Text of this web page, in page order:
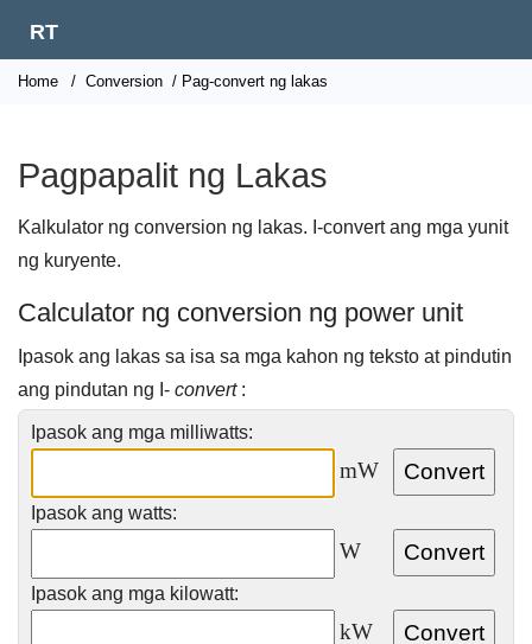
RT
Home / Conversion / Pag-convert ng lakas
Pagpapalit ng Lakas
Kalkulator ng conversion ng lakas. I-convert ang mga yunit
ng kuryente.
Calculator ng conversion ng power unit
Ipasok ang lakas sa isa sa mga kahon ng teksto at pindutin
ang pindutan ng I- convert:
Ipasok ang mga milliwatts:
mW
Ipasok ang watts:
W
Ipasok ang mga kilowatt:
kW